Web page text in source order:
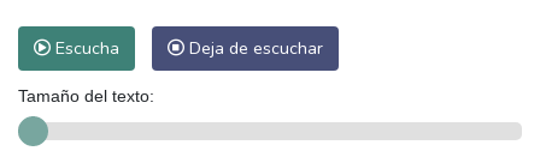
Escucha Deja de escuchar
Tamaño del texto: